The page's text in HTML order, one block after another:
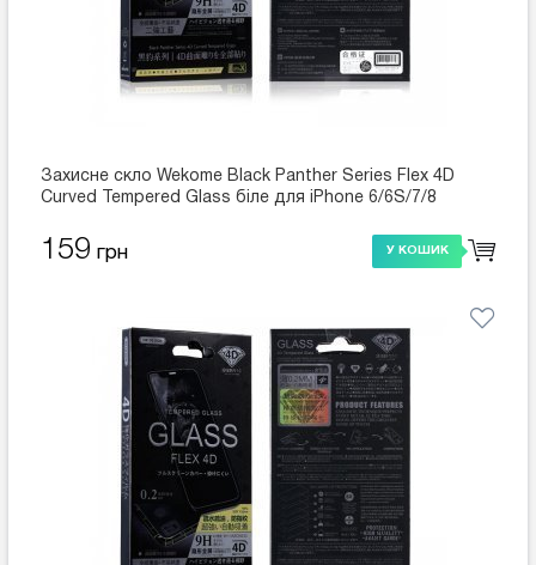
Захисне скло Wekome Black Panther Series Flex 4D
Curved Tempered Glass біле для iPhone 6/6S/7/8
159 грн У КОШИК